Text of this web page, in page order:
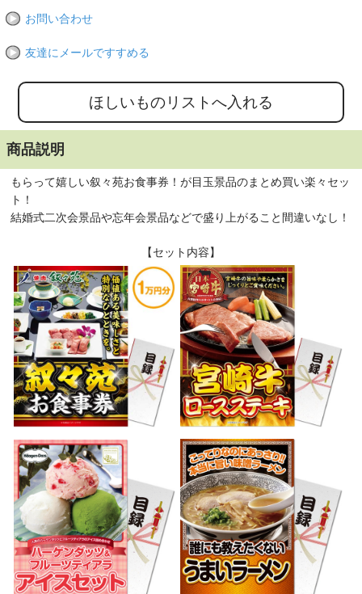
お問い合わせ
友達にメールですすめる
商品説明
もらって嬉しい叙々苑お食事券！が目玉景品のまとめ買い楽々セッ
ト！
結婚式二次会景品や忘年会景品などで盛り上がること間違いなし！
【セット内容】